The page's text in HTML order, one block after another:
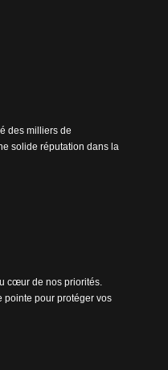
des milliers de
solide réputation dans la
cœur de nos priorités.
pointe pour protéger vos